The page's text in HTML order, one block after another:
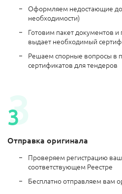
Оформляем недостающие
необходимости)
Готовим пакет документов
выдает необходимый
Решаем спорные вопросы в
сертификатов для тендеров
Отправка оригинала
Проверяем регистрацию
соответствующем Реестре
Бесплатно отправляем вам